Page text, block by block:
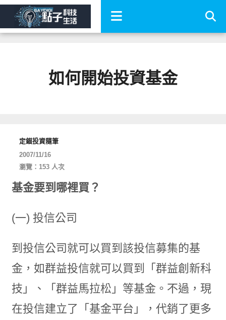
如何開始投資基金
定錨投資隨筆
2007/11/16
瀏覽：153 人次
基金要到哪裡買？
(一) 投信公司
到投信公司就可以買到該投信募集的基
金，如群益投信就可以買到「群益創新科
技」、「群益馬拉松」等基金。不過，現
在投信建立了「基金平台」，代銷了更多